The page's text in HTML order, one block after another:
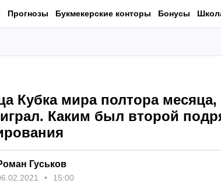
Прогнозы Букмекерские конторы Бонусы
Кубка мира полтора
Каким был второй
Гуськов
15:00